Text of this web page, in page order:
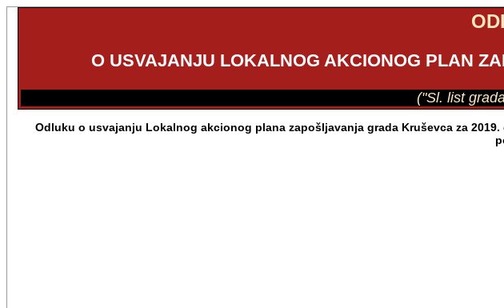
O USVAJANJU LOKALNOG AKCIONOG PLAN
("Sl. list
Odluku o usvajanju Lokalnog akcionog plana zapošljavanja grada Kruševca za